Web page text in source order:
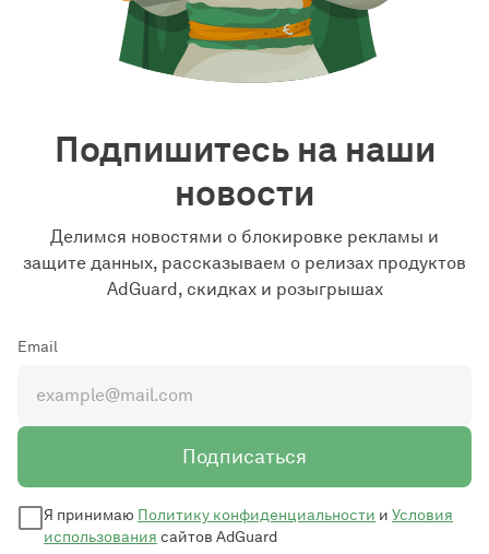
Подпишитесь на наши
новости
Делимся новостями о блокировке рекламы и
защите данных, рассказываем о релизах продуктов
AdGuard, скидках и розыгрышах
Email
Подписаться
Я принимаю Политику конфиденциальности и Условия
использования сайтов AdGuard